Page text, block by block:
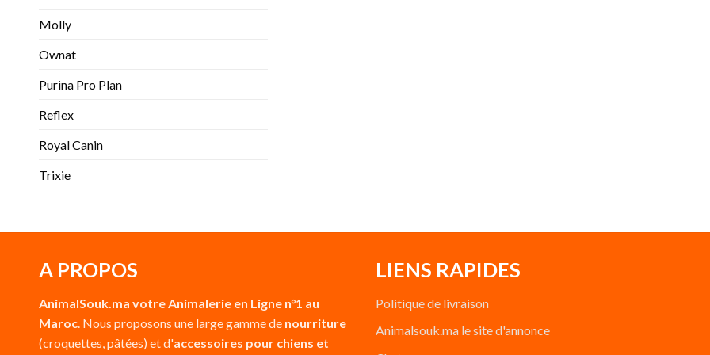
Molly
Ownat
Purina Pro Plan
Reflex
Royal Canin
Trixie
A PROPOS
AnimalSouk.ma votre Animalerie en Ligne n°1 au
Maroc. Nous proposons une large gamme de nourriture
(croquettes, pâtées) et d'accessoires pour chiens et
LIENS RAPIDES
Politique de livraison
Animalsouk.ma le site d'annonce